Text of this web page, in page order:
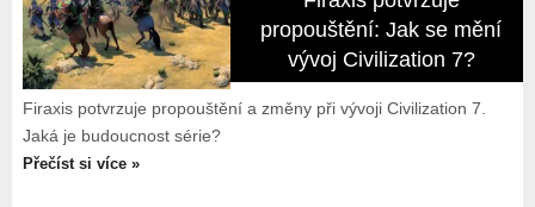
propouštění: Jak se mění
vývoj Civilization 7?
Firaxis potvrzuje propouštění a změny při vývoji Civilization 7.
Jaká je budoucnost série?
Přečíst si více »